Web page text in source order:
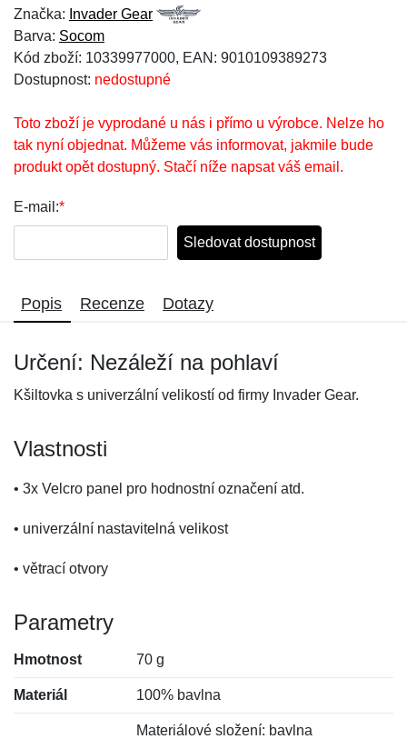
Značka: Invader Gear
Barva: Socom
Kód zboží: 10339977000, EAN: 9010109389273
Dostupnost: nedostupné
Toto zboží je vyprodané u nás i přímo u výrobce. Nelze ho
tak nyní objednat. Můžeme vás informovat, jakmile bude
produkt opět dostupný. Stačí níže napsat váš email.
E-mail:*
Sledovat dostupnost
Popis Recenze Dotazy
Určení: Nezáleží na pohlaví
Kšiltovka s univerzální velikostí od firmy Invader Gear.
Vlastnosti
• 3x Velcro panel pro hodnostní označení atd.
• univerzální nastavitelná velikost
• větrací otvory
Parametry
Hmotnost 70 g
Materiál 100% bavlna
Materiálové složení: bavlna